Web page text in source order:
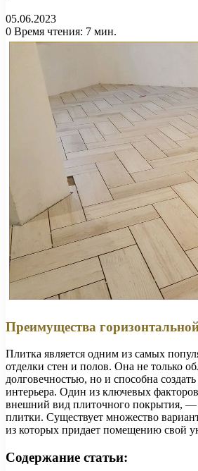
05.06.2023
0 Время чтения: 7 мин.
Преимущества
Плитка является одним из самых
отделки стен и полов. Она не только
долговечностью, но и способна
интерьера. Один из ключевых
внешний вид плиточного покрытия, —
плитки. Существует множество
из которых придает помещению свой
Содержание статьи: